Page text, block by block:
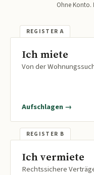
Ohne Konto.
Ich miete
Von der
Aufschlagen →
Ich vermiete
Rechtssichere